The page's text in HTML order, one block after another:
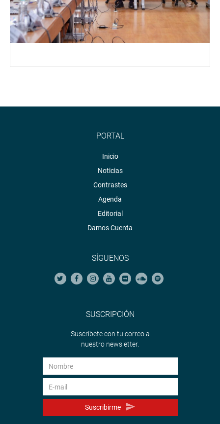
PORTAL
Inicio
Noticias
Contrastes
Agenda
Editorial
Damos Cuenta
SÍGUENOS
SUSCRIPCIÓN
Suscríbete con tu correo a
nuestro newsletter.
Suscribirme